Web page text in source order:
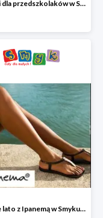
Plecaki dla przedszkolaków w Smyku do -40%
Gorące lato z Ipanemą w Smyku do -30%